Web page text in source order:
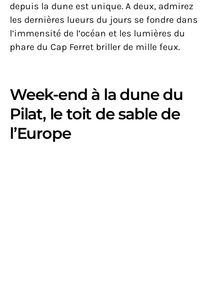
depuis la dune est unique. A deux, admirez
les dernières lueurs du jours se fondre dans
l’immensité de l’océan et les lumières du
phare du Cap Ferret briller de mille feux.
Week-end à la dune du
Pilat, le toit de sable de
l’Europe